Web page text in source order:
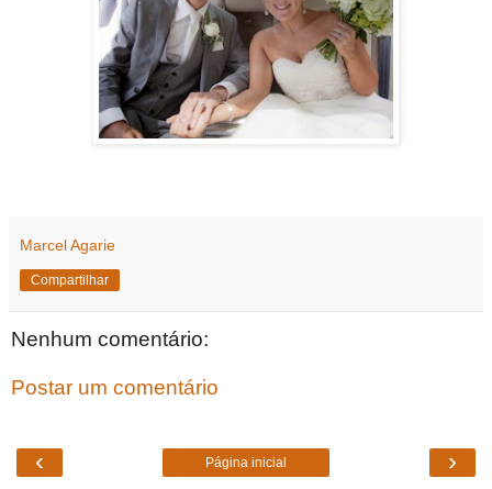
Marcel Agarie
Compartilhar
Nenhum comentário:
Postar um comentário
‹ ›
Página inicial